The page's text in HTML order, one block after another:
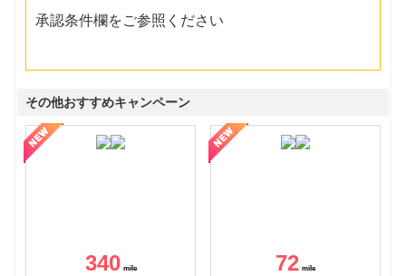
承認条件欄をご参照ください
その他おすすめキャンペーン
340 72